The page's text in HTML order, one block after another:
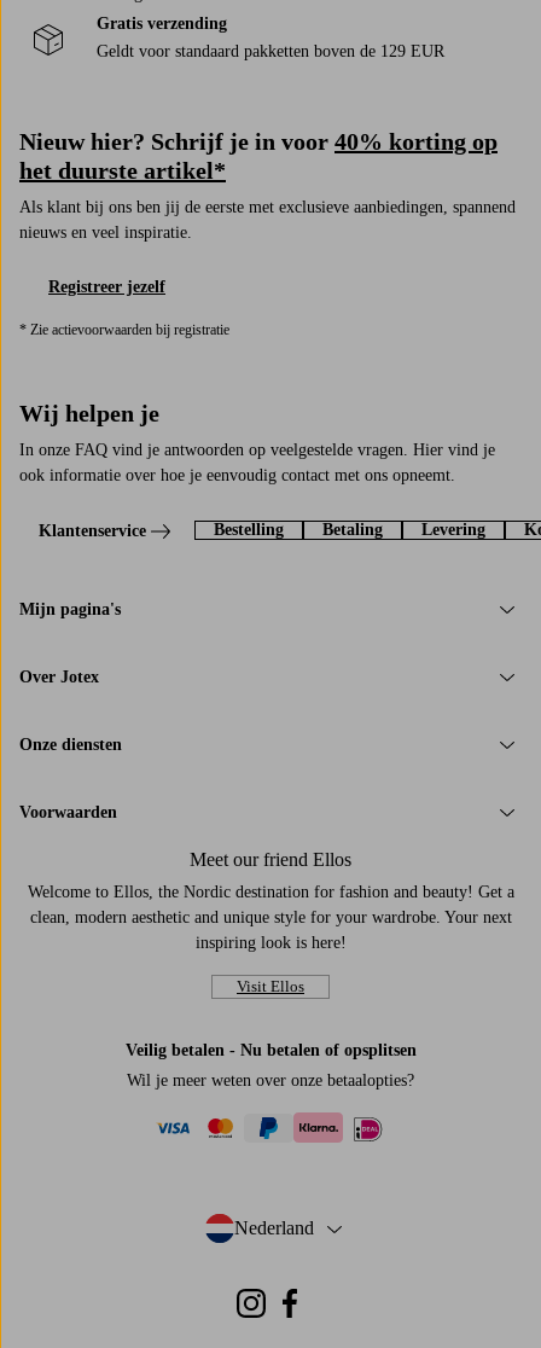
Gratis verzending
Geldt voor standaard pakketten boven de 129 EUR
Nieuw hier? Schrijf je in voor 40% korting op
het duurste artikel*
Als klant bij ons ben jij de eerste met exclusieve aanbiedingen, spannend
nieuws en veel inspiratie.
Registreer jezelf
* Zie actievoorwaarden bij registratie
Wij helpen je
In onze FAQ vind je antwoorden op veelgestelde vragen. Hier vind je
ook informatie over hoe je eenvoudig contact met ons opneemt.
Klantenservice Bestelling Betaling Levering
Mijn pagina's
Over Jotex
Onze diensten
Voorwaarden
Meet our friend Ellos
Welcome to Ellos, the Nordic destination for fashion and beauty! Get a
clean, modern aesthetic and unique style for your wardrobe. Your next
inspiring look is here!
Visit Ellos
Veilig betalen - Nu betalen of opsplitsen
Wil je meer weten over onze betaalopties?
Nederland
- Selecteer land